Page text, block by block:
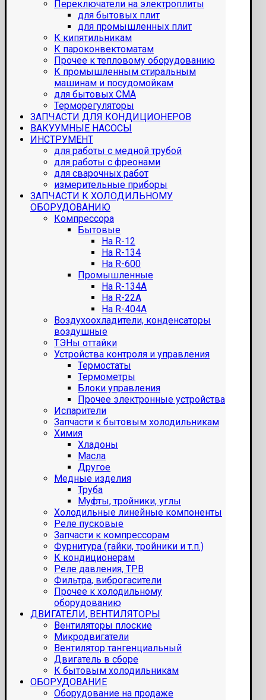
Переключатели на электроплиты
для бытовых плит
для промышленных плит
К кипятильникам
К пароконвектоматам
Прочее к тепловому оборудованию
К промышленным стиральным
машинам и посудомойкам
для бытовых СМА
Терморегуляторы
ЗАПЧАСТИ ДЛЯ КОНДИЦИОНЕРОВ
ВАКУУМНЫЕ НАСОСЫ
ИНСТРУМЕНТ
для работы с медной трубой
для работы с фреонами
для сварочных работ
измерительные приборы
ЗАПЧАСТИ К ХОЛОДИЛЬНОМУ
ОБОРУДОВАНИЮ
Компрессора
Бытовые
На R-12
На R-134
На R-600
Промышленные
На R-134A
На R-22A
На R-404A
Воздухоохладители, конденсаторы
воздушные
ТЭНы оттайки
Устройства контроля и управления
Термостаты
Термометры
Блоки управления
Прочее электронные устройства
Испарители
Запчасти к бытовым холодильникам
Химия
Хладоны
Масла
Другое
Медные изделия
Труба
Муфты, тройники, углы
Холодильные линейные компоненты
Реле пусковые
Запчасти к компрессорам
Фурнитура (гайки, тройники и т.п.)
К кондиционерам
Реле давления, ТРВ
Фильтра, виброгасители
Прочее к холодильному
оборудованию
ДВИГАТЕЛИ, ВЕНТИЛЯТОРЫ
Вентиляторы плоские
Микродвигатели
Вентилятор тангенциальный
Двигатель в сборе
К бытовым холодильникам
ОБОРУДОВАНИЕ
Оборудование на продаже